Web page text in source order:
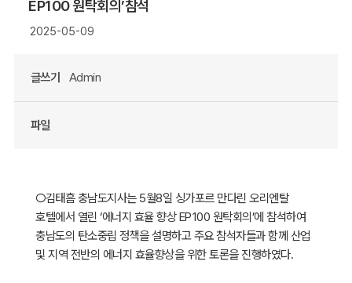
EP100 원탁회의’참석
2025-05-09
글쓰기 Admin
파일
○김태흠 충남도지사는 5월8일 싱가포르 만다린 오리엔탈
호텔에서 열린 ‘에너지 효율 향상 EP100 원탁회의’에 참석하여
충남도의 탄소중립 정책을 설명하고 주요 참석자들과 함께 산업
및 지역 전반의 에너지 효율향상을 위한 토론을 진행하였다.